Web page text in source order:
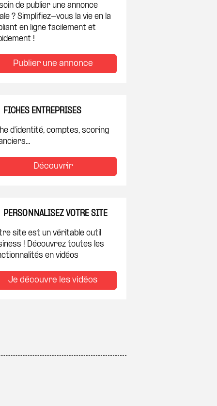
de publier une annonce
? Simplifiez-vous la vie en la
en ligne facilement et
!
Publier une annonce
FICHES ENTREPRISES
d'identité, comptes, scoring
Découvrir
PERSONNALISEZ VOTRE SITE
site est un véritable outil
! Découvrez toutes les
en vidéos
Je découvre les vidéos